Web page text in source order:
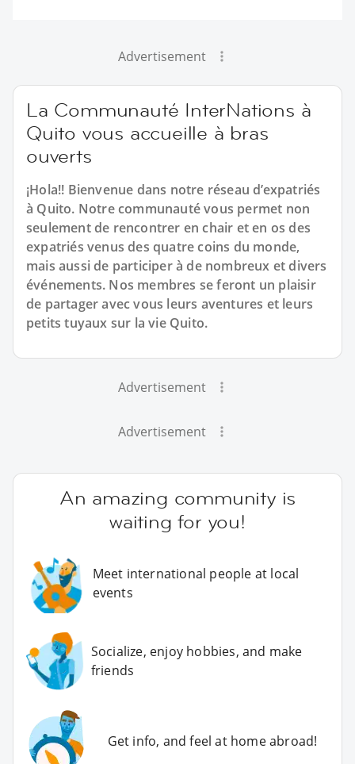
Advertisement
La Communauté InterNations à
Quito vous accueille à bras
ouverts
¡Hola!! Bienvenue dans notre réseau d’expatriés
à Quito. Notre communauté vous permet non
seulement de rencontrer en chair et en os des
expatriés venus des quatre coins du monde,
mais aussi de participer à de nombreux et divers
événements. Nos membres se feront un plaisir
de partager avec vous leurs aventures et leurs
petits tuyaux sur la vie Quito.
Advertisement
Advertisement
An amazing community is
waiting for you!
Meet international people at local
events
Socialize, enjoy hobbies, and make
friends
Get info, and feel at home abroad!